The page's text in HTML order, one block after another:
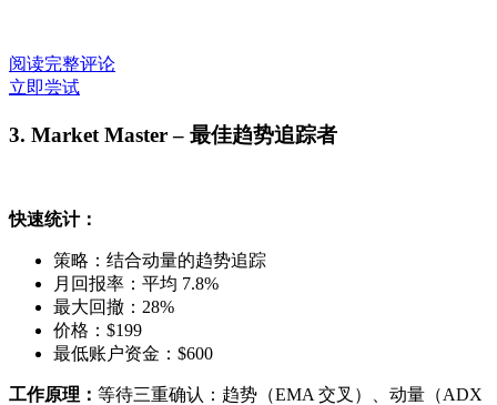
阅读完整评论
立即尝试
3. Market Master – 最佳趋势追踪者
快速统计：
策略：结合动量的趋势追踪
月回报率：平均 7.8%
最大回撤：28%
价格：$199
最低账户资金：$600
工作原理： 等待三重确认：趋势（EMA 交叉）、动量（ADX